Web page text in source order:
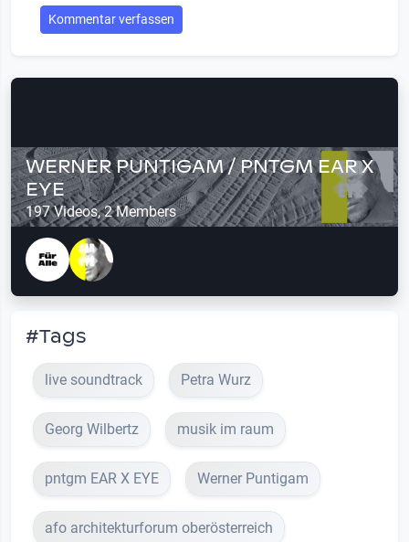
Kommentar verfassen
WERNER PUNTIGAM / PNTGM EAR X
EYE
197 Videos, 2 Members
#Tags
live soundtrack Petra Wurz
Georg Wilbertz musik im raum
pntgm EAR X EYE Werner Puntigam
afo architekturforum oberösterreich